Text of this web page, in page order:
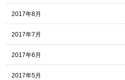
2017年8月
2017年7月
2017年6月
2017年5月